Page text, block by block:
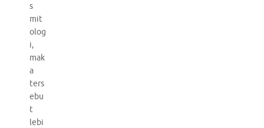
s
mit
olog
i,
mak
a
ters
ebu
t
lebi